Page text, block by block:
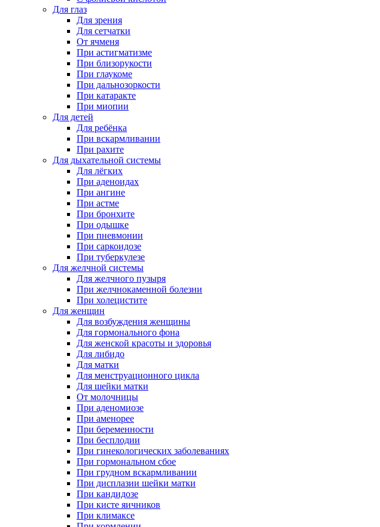
Для глаз
Для зрения
Для сетчатки
От ячменя
При астигматизме
При близорукости
При глаукоме
При дальнозоркости
При катаракте
При миопии
Для детей
Для ребёнка
При вскармливании
При рахите
Для дыхательной системы
Для лёгких
При аденоидах
При ангине
При астме
При бронхите
При одышке
При пневмонии
При саркоидозе
При туберкулезе
Для желчной системы
Для желчного пузыря
При желчнокаменной болезни
При холецистите
Для женщин
Для возбуждения женщины
Для гормонального фона
Для женской красоты и здоровья
Для либидо
Для матки
Для менструационного цикла
Для шейки матки
От молочницы
При аденомиозе
При аменорее
При беременности
При бесплодии
При гинекологических заболеваниях
При гормональном сбое
При грудном вскармливании
При дисплазии шейки матки
При кандидозе
При кисте яичников
При климаксе